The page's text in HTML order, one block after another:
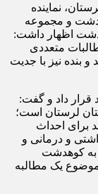
نماینده
و مجموعه
اظهار داشت:
متعددی
بنده نیز با جدیت
قرار داد و گفت:
لرستان است؛
برای احداث
و درمانی و
تومان به کوهدشت
موضوع یک مطالبه